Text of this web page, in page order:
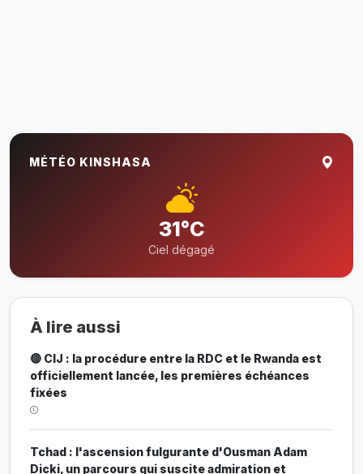
MÉTÉO KINSHASA
31°C
Ciel dégagé
À lire aussi
🔴 CIJ : la procédure entre la RDC et le Rwanda est
officiellement lancée, les premières échéances
fixées
Tchad : l'ascension fulgurante d'Ousman Adam
Dicki, un parcours qui suscite admiration et